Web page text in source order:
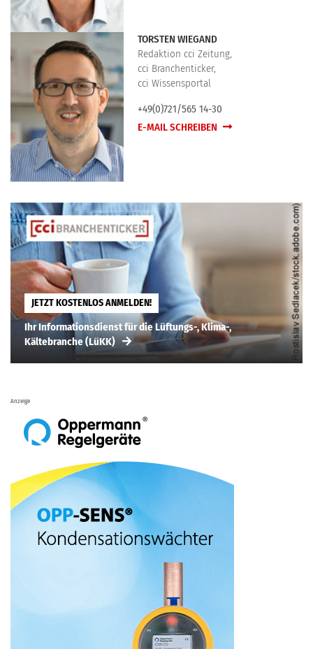
TORSTEN WIEGAND
Redaktion cci Zeitung,
cci Branchenticker,
cci Wissensportal
+49(0)721/565 14-30
E-MAIL SCHREIBEN
JETZT KOSTENLOS ANMELDEN!
Ihr Informationsdienst für die Lüftungs-, Klima-,
Kältebranche (LüKK)
Anzeige